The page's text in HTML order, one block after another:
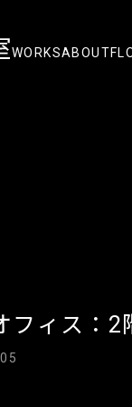
WORKSABOUT
フィス：2